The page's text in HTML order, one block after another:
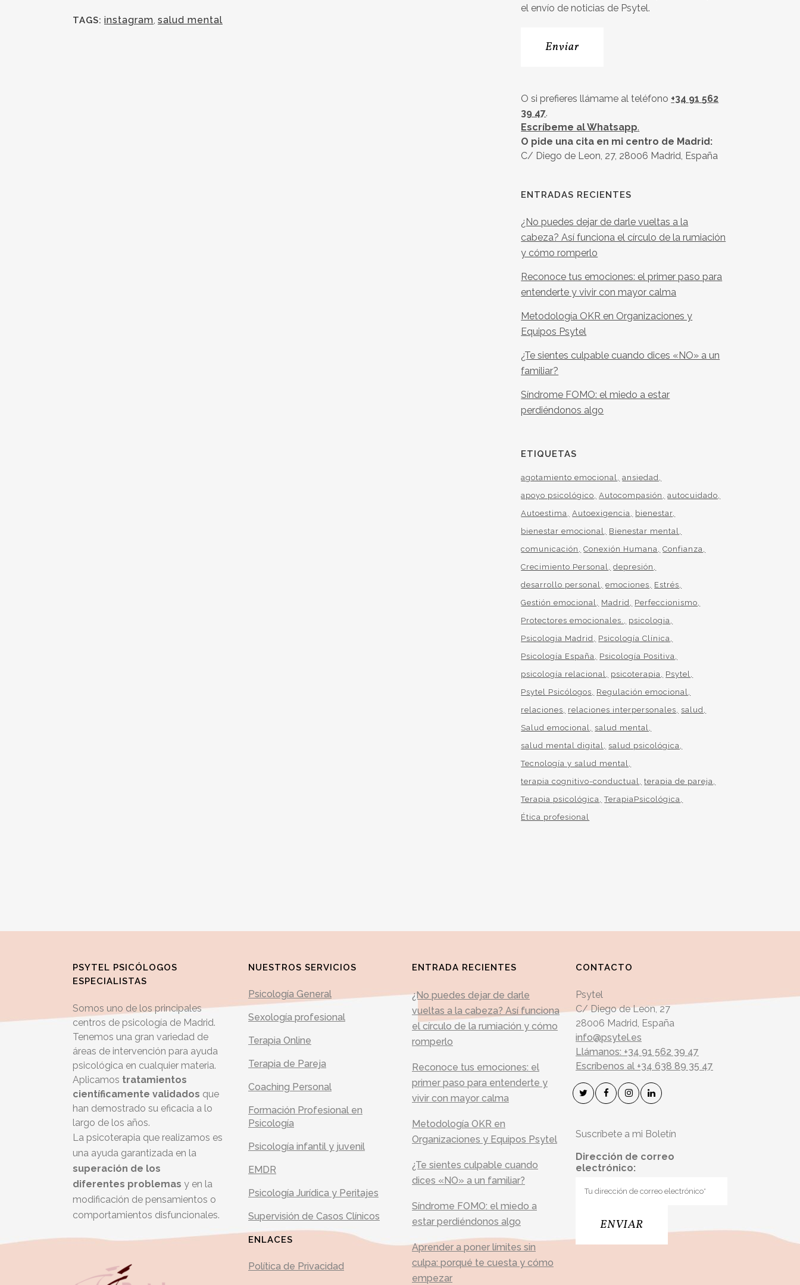
TAGS: instagram, salud mental
el envío de noticias de Psytel.
O si prefieres llámame al teléfono +34 91 562
39 47.
Escríbeme al Whatsapp.
O pide una cita en mi centro de Madrid:
C/ Diego de Leon, 27, 28006 Madrid, España
ENTRADAS RECIENTES
¿No puedes dejar de darle vueltas a la
cabeza? Así funciona el círculo de la rumiación
y cómo romperlo
Reconoce tus emociones: el primer paso para
entenderte y vivir con mayor calma
Metodología OKR en Organizaciones y
Equipos Psytel
¿Te sientes culpable cuando dices «NO» a un
familiar?
Síndrome FOMO: el miedo a estar
perdiéndonos algo
ETIQUETAS
agotamiento emocional
ansiedad
apoyo psicológico
Autocompasión
autocuidado
Autoestima
Autoexigencia
bienestar
bienestar emocional
Bienestar mental
comunicación
Conexión Humana
Confianza
Crecimiento Personal
depresión
desarrollo personal
emociones
Estrés
Gestión emocional
Madrid
Perfeccionismo
Protectores emocionales.
psicologia
Psicologia Madrid
Psicología Clínica
Psicología España
Psicología Positiva
psicología relacional
psicoterapia
Psytel
Psytel Psicólogos
Regulación emocional
relaciones
relaciones interpersonales
salud
Salud emocional
salud mental
salud mental digital
salud psicológica
Tecnología y salud mental
terapia cognitivo-conductual
terapia de pareja
Terapia psicológica
TerapiaPsicológica
Ética profesional
PSYTEL PSICÓLOGOS
ESPECIALISTAS
Somos uno de los principales
centros de psicología de Madrid.
Tenemos una gran variedad de
áreas de intervención para ayuda
psicológica en cualquier materia.
Aplicamos tratamientos
científicamente validados que
han demostrado su eficacia a lo
largo de los años.
La psicoterapia que realizamos es
una ayuda garantizada en la
superación de los
diferentes problemas y en la
modificación de pensamientos o
comportamientos disfuncionales.
NUESTROS SERVICIOS
Psicología General
Sexología profesional
Terapia Online
Terapia de Pareja
Coaching Personal
Formación Profesional en
Psicología
Psicología infantil y juvenil
EMDR
Psicología Jurídica y Peritajes
Supervisión de Casos Clínicos
ENLACES
Política de Privacidad
ENTRADA RECIENTES
¿No puedes dejar de darle
vueltas a la cabeza? Así funciona
el círculo de la rumiación y cómo
romperlo
Reconoce tus emociones: el
primer paso para entenderte y
vivir con mayor calma
Metodología OKR en
Organizaciones y Equipos Psytel
¿Te sientes culpable cuando
dices «NO» a un familiar?
Síndrome FOMO: el miedo a
estar perdiéndonos algo
Aprender a poner límites sin
culpa: porqué te cuesta y cómo
empezar
CONTACTO
Psytel
C/ Diego de Leon, 27
28006 Madrid, España
info@psytel.es
Llámanos: +34 91 562 39 47
Escríbenos al +34 638 89 35 47
Suscríbete a mi Boletín
Dirección de correo
electrónico: